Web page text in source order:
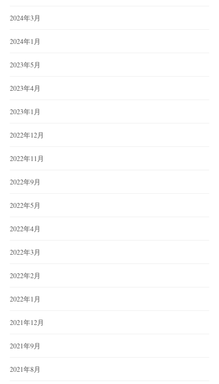
2024年3月
2024年1月
2023年5月
2023年4月
2023年1月
2022年12月
2022年11月
2022年9月
2022年5月
2022年4月
2022年3月
2022年2月
2022年1月
2021年12月
2021年9月
2021年8月